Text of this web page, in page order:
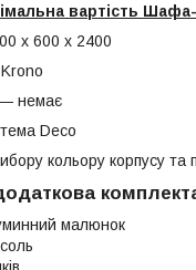
вартість
х 600 х 2400
— немає
Deco
кольору корпусу та
малюнок